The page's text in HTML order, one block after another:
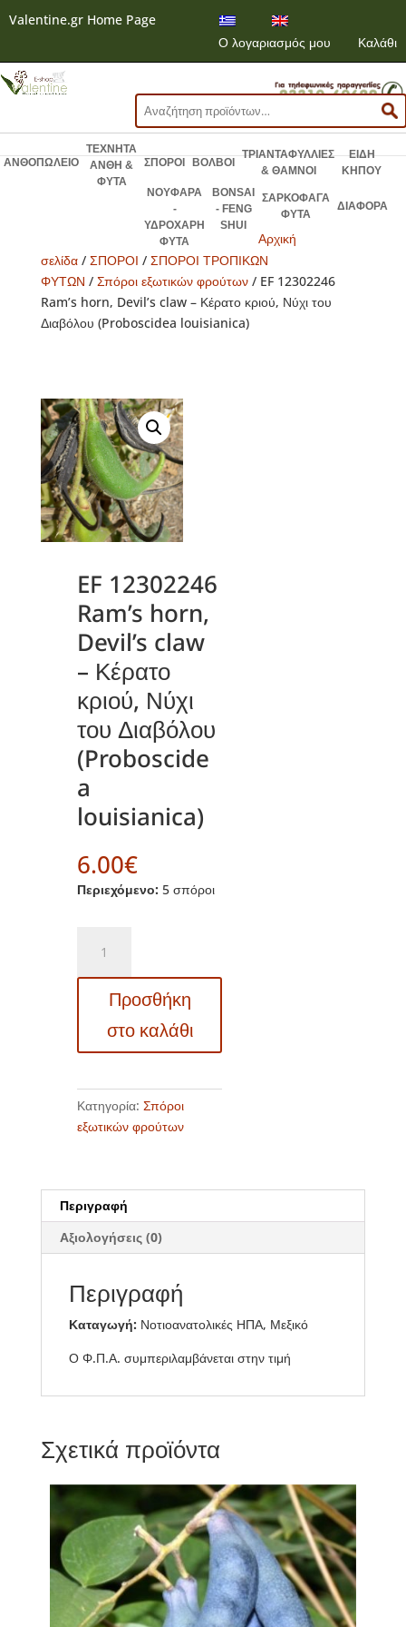
Valentine.gr Home Page
Ο λογαριασμός μου
Καλάθι
Αναζήτηση
για:
ΑΝΘΟΠΩΛΕΙΟ
ΤΕΧΝΗΤΑ
ΑΝΘΗ &
ΦΥΤΑ
ΣΠΟΡΟΙ ΒΟΛΒΟΙ
ΤΡΙΑΝΤΑΦΥΛΛΙΕΣ
& ΘΑΜΝΟΙ
ΕΙΔΗ
ΚΗΠΟΥ
ΝΟΥΦΑΡΑ
-
ΥΔΡΟΧΑΡΗ
ΦΥΤΑ
BONSAI
- FENG
SHUI
ΣΑΡΚΟΦΑΓΑ
ΦΥΤΑ
ΔΙΑΦΟΡΑ
Αρχική
σελίδα/ ΣΠΟΡΟΙ / ΣΠΟΡΟΙ ΤΡΟΠΙΚΩΝ
ΦΥΤΩΝ / Σπόροι εξωτικών φρούτων/ EF 12302246
Ram’s horn, Devil’s claw – Κέρατο κριού, Νύχι του
Διαβόλου (Proboscidea louisianica)
EF 12302246
Ram’s horn,
Devil’s claw
– Κέρατο
κριού, Νύχι
του Διαβόλου
(Proboscide
a
louisianica)
6.00€
Περιεχόμενο: 5 σπόροι
12302246
Ram's
κριού,
Νύχι
(Proboscidea
louisianica)
ποσότητα
Προσθήκη
στο καλάθι
Κατηγορία: Σπόροι
εξωτικών φρούτων
Περιγραφή
Αξιολογήσεις (0)
Περιγραφή
Καταγωγή: Νοτιοανατολικές ΗΠΑ, Μεξικό
Ο Φ.Π.Α. συμπεριλαμβάνεται στην τιμή
Σχετικά προϊόντα